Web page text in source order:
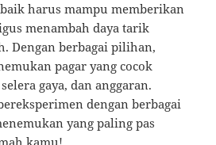
harus mampu memberikan
menambah daya tarik
Dengan berbagai pilihan,
pagar yang cocok
gaya, dan anggaran.
dengan berbagai
yang paling pas